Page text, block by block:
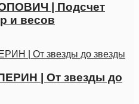
| Подсчет
и весов
| От звезды до